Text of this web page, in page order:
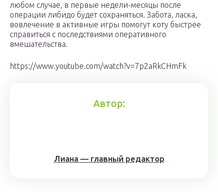
любом случае, в первые недели-месяцы после
операции либидо будет сохраняться. Забота, ласка,
вовлечение в активные игры помогут коту быстрее
справиться с последствиями оперативного
вмешательства.
https://www.youtube.com/watch?v=7p2aRkCHmFk
Автор:
Лиана — главный редактор